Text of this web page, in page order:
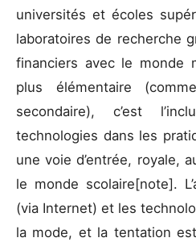
universités et écoles
laboratoires de recherche
financiers avec le monde
plus élémentaire
secondaire), c’est
technologies dans les
une voie d’entrée, royale,
le monde scolaire[note].
(via Internet) et les
la mode, et la tentation